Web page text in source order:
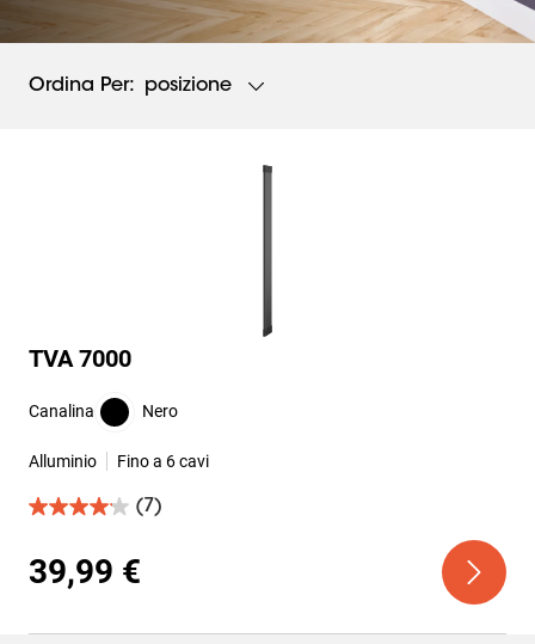
Ordina Per: posizione
TVA 7000
Canalina Nero
Alluminio Fino a 6 cavi
(7)
4.1
5
stelle.
recensioni
39,99 €